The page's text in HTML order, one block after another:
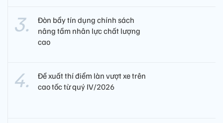
Đòn bẩy tín dụng chính sách
nâng tầm nhân lực chất lượng
cao
Đề xuất thí điểm làn vượt xe trên
cao tốc từ quý IV/2026